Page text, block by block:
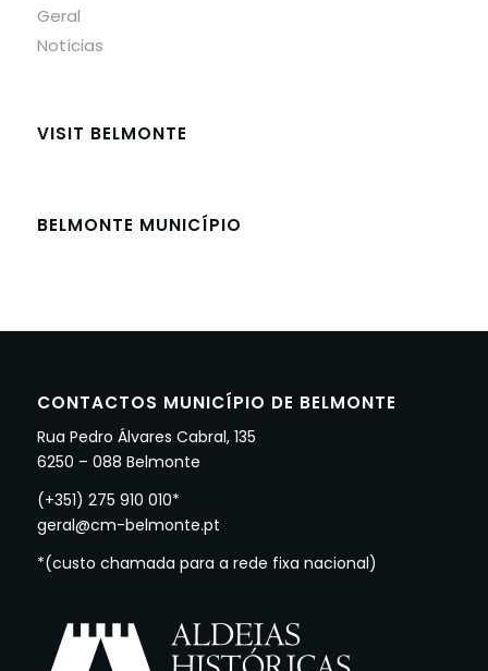
Geral
Notícias
VISIT BELMONTE
BELMONTE MUNICÍPIO
CONTACTOS MUNICÍPIO DE BELMONTE
Rua Pedro Álvares Cabral, 135
6250 – 088 Belmonte
(+351) 275 910 010*
geral@cm-belmonte.pt
*(custo chamada para a rede fixa nacional)